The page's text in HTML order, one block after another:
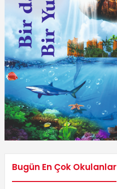
Bugün En Çok Okulanlar